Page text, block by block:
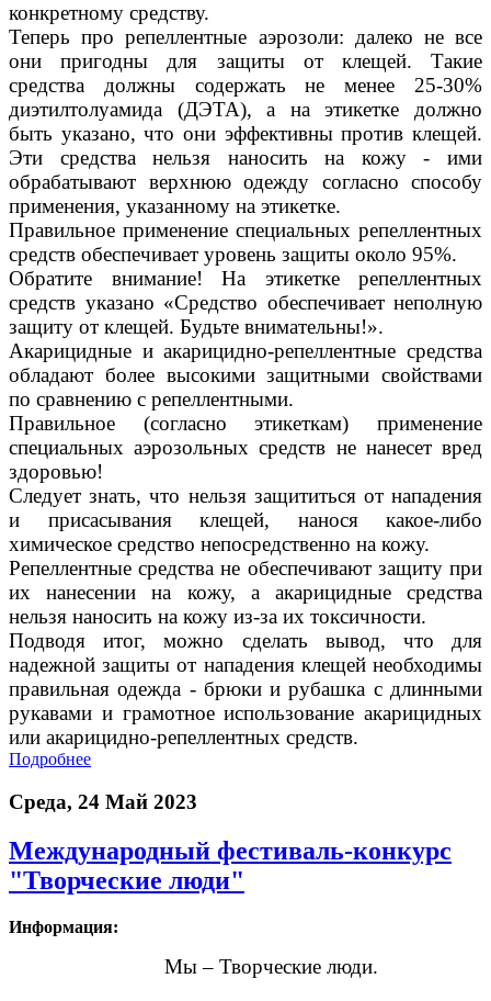
конкретному средству.
Теперь про репеллентные аэрозоли: далеко не все
они пригодны для защиты от клещей. Такие
средства должны содержать не менее 25-30%
диэтилтолуамида (ДЭТА), а на этикетке должно
быть указано, что они эффективны против клещей.
Эти средства нельзя наносить на кожу - ими
обрабатывают верхнюю одежду согласно способу
применения, указанному на этикетке.
Правильное применение специальных репеллентных
средств обеспечивает уровень защиты около 95%.
Обратите внимание! На этикетке репеллентных
средств указано «Средство обеспечивает неполную
защиту от клещей. Будьте внимательны!».
Акарицидные и акарицидно-репеллентные средства
обладают более высокими защитными свойствами
по сравнению с репеллентными.
Правильное (согласно этикеткам) применение
специальных аэрозольных средств не нанесет вред
здоровью!
Следует знать, что нельзя защититься от нападения
и присасывания клещей, нанося какое-либо
химическое средство непосредственно на кожу.
Репеллентные средства не обеспечивают защиту при
их нанесении на кожу, а акарицидные средства
нельзя наносить на кожу из-за их токсичности.
Подводя итог, можно сделать вывод, что для
надежной защиты от нападения клещей необходимы
правильная одежда - брюки и рубашка с длинными
рукавами и грамотное использование акарицидных
или акарицидно-репеллентных средств.
Подробнее
Среда, 24 Май 2023
Международный фестиваль-конкурс
"Творческие люди"
Информация:
Мы – Творческие люди.